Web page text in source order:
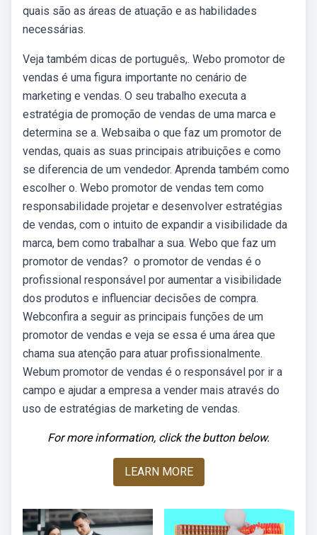
quais são as áreas de atuação e as habilidades
necessárias.
Veja também dicas de português,. Webo promotor de
vendas é uma figura importante no cenário de
marketing e vendas. O seu trabalho executa a
estratégia de promoção de vendas de uma marca e
determina se a. Websaiba o que faz um promotor de
vendas, quais as suas principais atribuições e como
se diferencia de um vendedor. Aprenda também como
escolher o. Webo promotor de vendas tem como
responsabilidade projetar e desenvolver estratégias
de vendas, com o intuito de expandir a visibilidade da
marca, bem como trabalhar a sua. Webo que faz um
promotor de vendas? ‍ o promotor de vendas é o
profissional responsável por aumentar a visibilidade
dos produtos e influenciar decisões de compra.
Webconfira a seguir as principais funções de um
promotor de vendas e veja se essa é uma área que
chama sua atenção para atuar profissionalmente.
Webum promotor de vendas é o responsável por ir a
campo e ajudar a empresa a vender mais através do
uso de estratégias de marketing de vendas.
For more information, click the button below.
LEARN MORE